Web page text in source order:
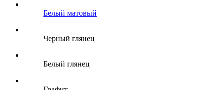
Белый матовый
Черный глянец
Белый глянец